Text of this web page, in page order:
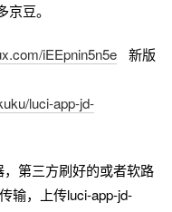
豆。
iEEpnin5n5e
新版
luci-app-jd-
第三方刷好的或者软路
输，上传luci-app-jd-